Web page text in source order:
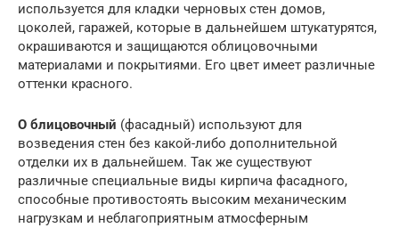
используется для кладки черновых стен домов,
цоколей, гаражей, которые в дальнейшем штукатурятся,
окрашиваются и защищаются облицовочными
материалами и покрытиями. Его цвет имеет различные
оттенки красного.
О блицовочный (фасадный) используют для
возведения стен без какой-либо дополнительной
отделки их в дальнейшем. Так же существуют
различные специальные виды кирпича фасадного,
способные противостоять высоким механическим
нагрузкам и неблагоприятным атмосферным